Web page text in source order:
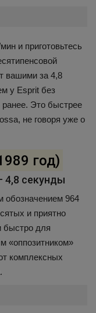
и приготовьтесь
вашими за 4,8
у Esprit без
ранее. Это быстрее
не говоря уже о
год)
4,8 секунды
обозначением 964
и приятно
быстро для
«оппозитником»
комплексных